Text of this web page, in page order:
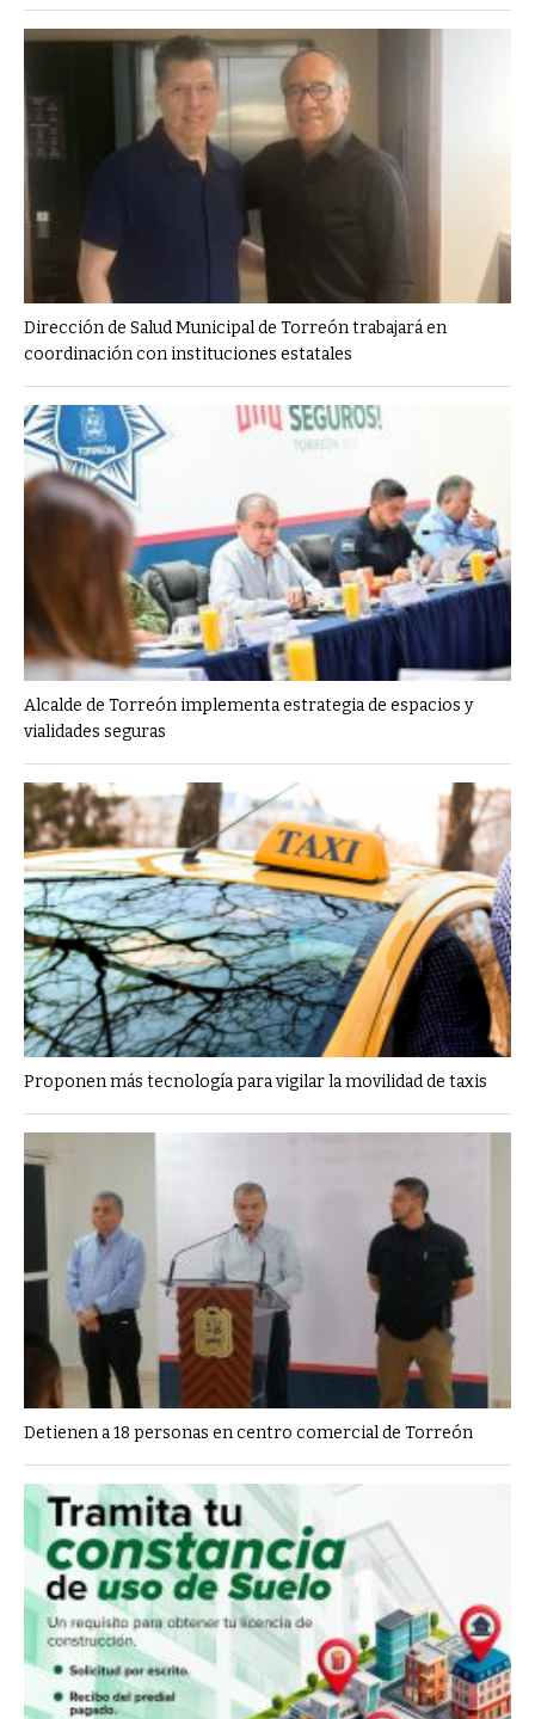
Dirección de Salud Municipal de Torreón trabajará en
coordinación con instituciones estatales
Alcalde de Torreón implementa estrategia de espacios y
vialidades seguras
Proponen más tecnología para vigilar la movilidad de taxis
Detienen a 18 personas en centro comercial de Torreón